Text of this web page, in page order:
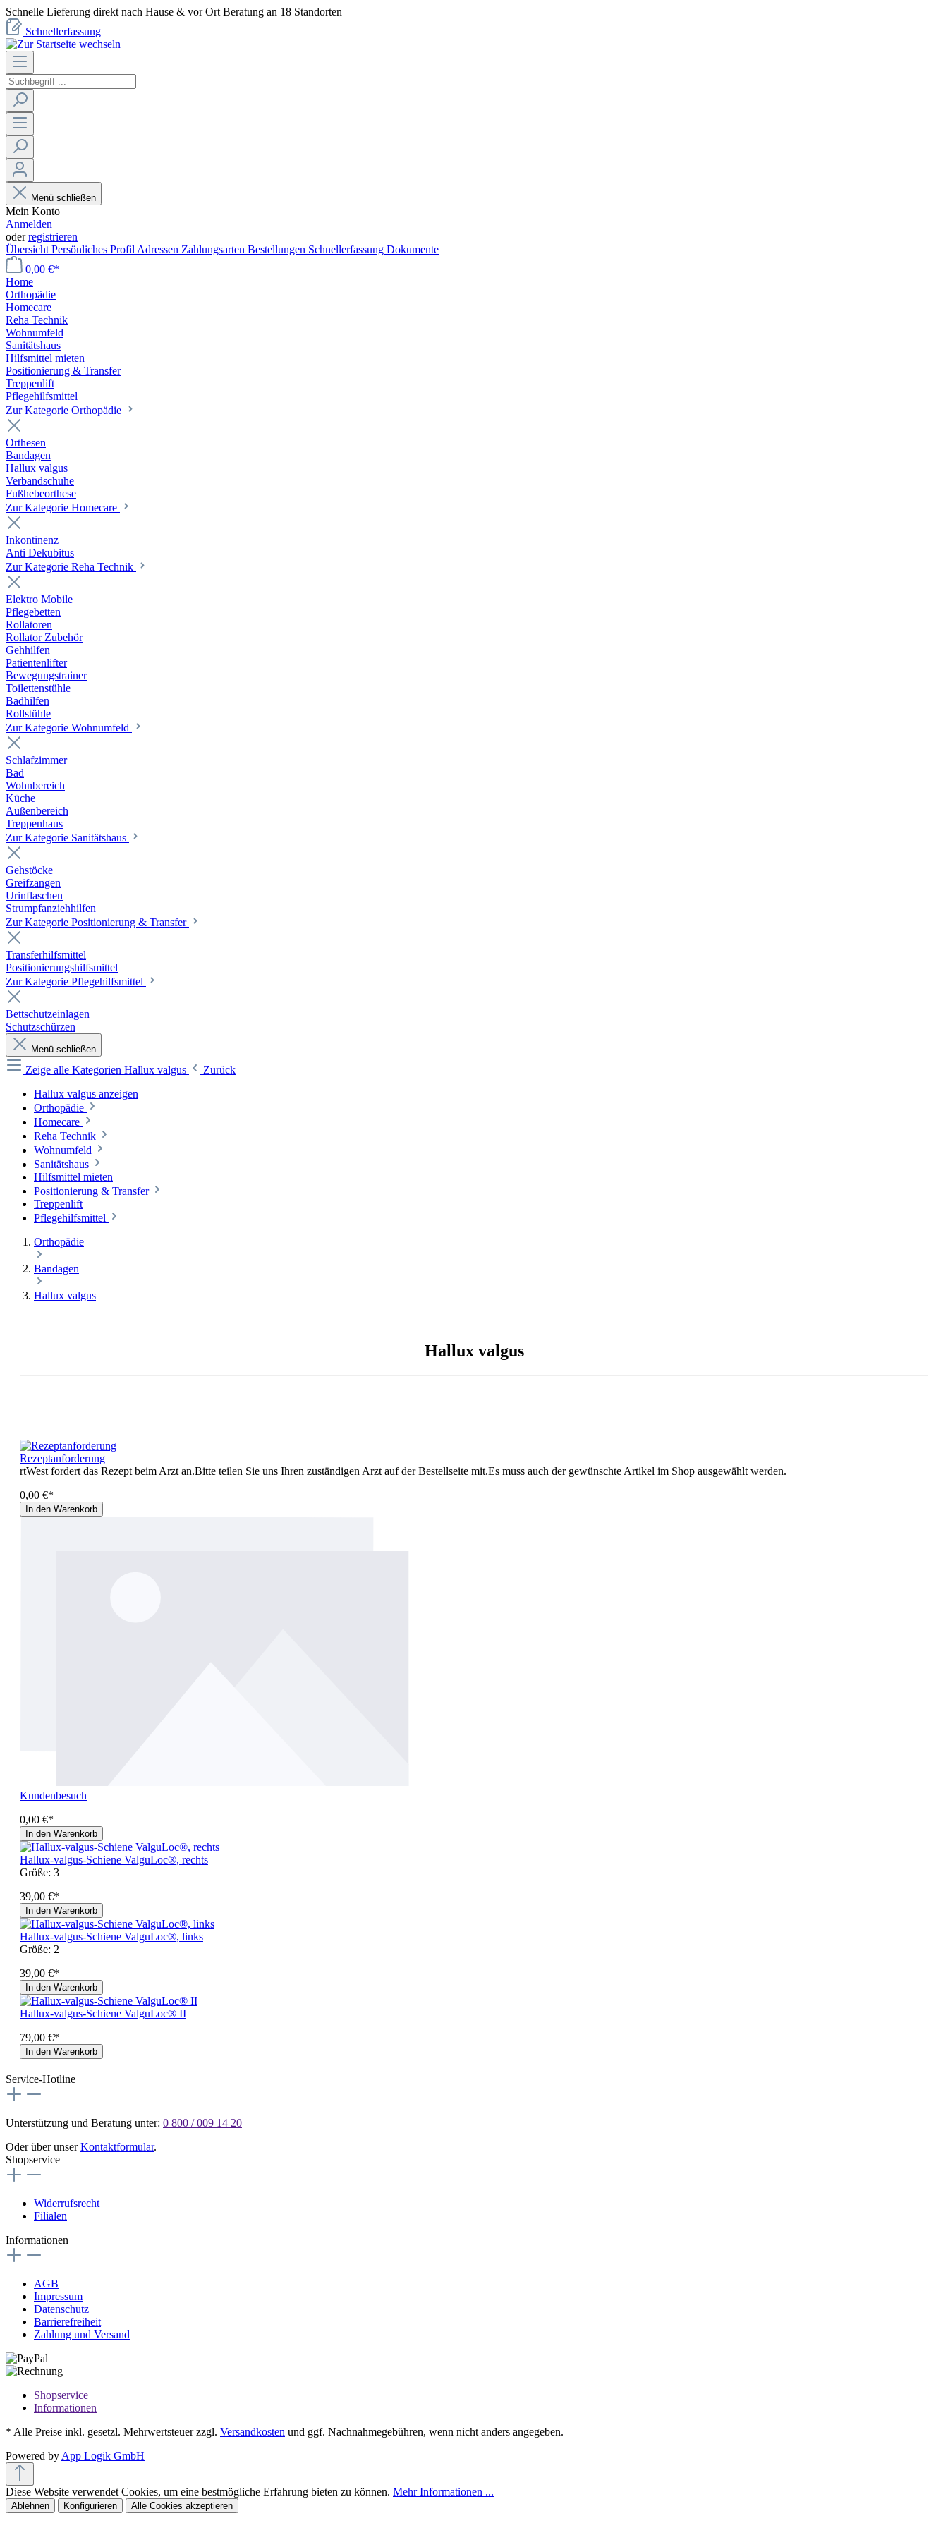
Schnelle Lieferung direkt nach Hause & vor Ort Beratung an 18 Standorten
Schnellerfassung
Menü schließen
Mein Konto
Anmelden
oderregistrieren
Übersicht Persönliches Profil Adressen Zahlungsarten Bestellungen Schnellerfassung Dokumente
0,00 €*
Home
Orthopädie
Homecare
Reha Technik
Wohnumfeld
Sanitätshaus
Hilfsmittel mieten
Positionierung & Transfer
Treppenlift
Pflegehilfsmittel
Zur Kategorie Orthopädie
Orthesen
Bandagen
Hallux valgus
Verbandschuhe
Fußhebeorthese
Zur Kategorie Homecare
Inkontinenz
Anti Dekubitus
Zur Kategorie Reha Technik
Elektro Mobile
Pflegebetten
Rollatoren
Rollator Zubehör
Gehhilfen
Patientenlifter
Bewegungstrainer
Toilettenstühle
Badhilfen
Rollstühle
Zur Kategorie Wohnumfeld
Schlafzimmer
Bad
Wohnbereich
Küche
Außenbereich
Treppenhaus
Zur Kategorie Sanitätshaus
Gehstöcke
Greifzangen
Urinflaschen
Strumpfanziehhilfen
Zur Kategorie Positionierung & Transfer
Transferhilfsmittel
Positionierungshilfsmittel
Zur Kategorie Pflegehilfsmittel
Bettschutzeinlagen
Schutzschürzen
Menü schließen
Zeige alle Kategorien Hallux valgus
Zurück
Hallux valgus anzeigen
Orthopädie
Homecare
Reha Technik
Wohnumfeld
Sanitätshaus
Hilfsmittel mieten
Positionierung & Transfer
Treppenlift
Pflegehilfsmittel
Orthopädie
Bandagen
Hallux valgus
Hallux valgus
Rezeptanforderung
rtWest fordert das Rezept beim Arzt an.Bitte teilen Sie uns Ihren zuständigen Arzt auf der Bestellseite mit.Es muss auch der gewünschte Artikel im Shop ausgewählt werden.
0,00 €*
In den Warenkorb
Kundenbesuch
0,00 €*
In den Warenkorb
Hallux-valgus-Schiene ValguLoc®, rechts
Größe: 3
39,00 €*
In den Warenkorb
Hallux-valgus-Schiene ValguLoc®, links
Größe: 2
39,00 €*
In den Warenkorb
Hallux-valgus-Schiene ValguLoc® II
79,00 €*
In den Warenkorb
Service-Hotline
Unterstützung und Beratung unter: 0 800 / 009 14 20
Oder über unserKontaktformular.
Shopservice
Widerrufsrecht
Filialen
Informationen
AGB
Impressum
Datenschutz
Barrierefreiheit
Zahlung und Versand
Shopservice
Informationen
* Alle Preise inkl. gesetzl. Mehrwertsteuer zzgl. Versandkosten und ggf. Nachnahmegebühren, wenn nicht anders angegeben.
Powered by App Logik GmbH
Diese Website verwendet Cookies, um eine bestmögliche Erfahrung bieten zu können. Mehr Informationen ...
Ablehnen Konfigurieren Alle Cookies akzeptieren